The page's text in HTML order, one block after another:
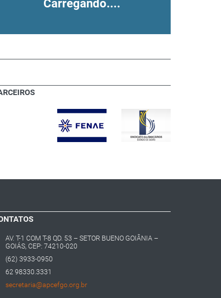
Carregando....
AV. T-1 COM T-8 QD. 53 – SETOR BUENO GOIÂNIA –
GOIÁS, CEP: 74210-020
(62) 3933-0950
62 98330.3331
secretaria@apcefgo.org.br